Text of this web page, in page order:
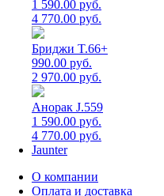
1 590.00 руб.
4 770.00 руб.
Бриджи T.66+
990.00 руб.
2 970.00 руб.
Анорак J.559
1 590.00 руб.
4 770.00 руб.
Jaunter
О компании
Оплата и доставка